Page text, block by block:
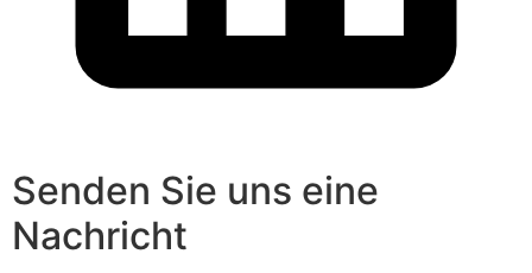
Senden Sie uns eine
Nachricht